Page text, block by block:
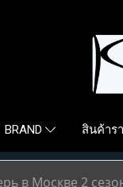
BRAND สินค้าร
в Москве 2